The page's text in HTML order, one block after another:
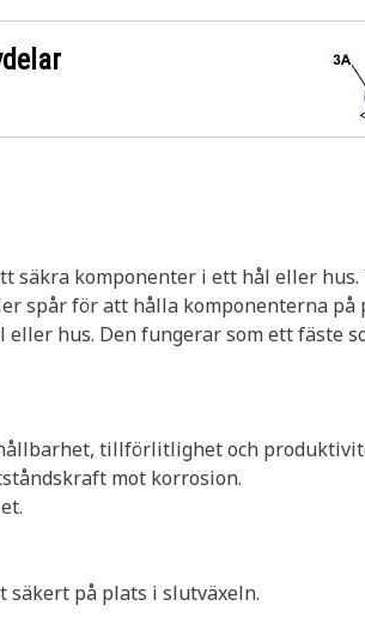
säkra komponenter i ett hål eller
för att hålla komponenterna
hus. Den fungerar som ett fäste
tillförlitlighet och
mot korrosion.
säkert på plats i slutväxeln.